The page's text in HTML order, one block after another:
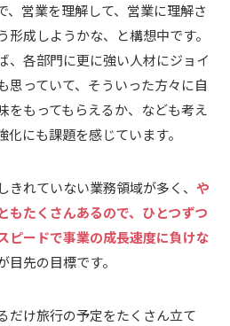
、営業を理解して、営業に理解さ
成しようかな、と構想中です。
、各部門に更に強い人材にジョイ
思っていて、そういった方々に自
をもってもらえるか、なども考え
にも課題を感じています。
きれていない業務領域が多く、 や
もたくさんあるので、ひとつずつ
ピードで事業の成長速度に負けな
目先の目標です。
だけ旅行の予定をたくさん立て